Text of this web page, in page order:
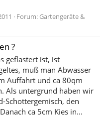
Forum: Gartengeräte &
?
geflastert ist, ist
muß man Abwasser
Auffahrt und ca 80qm
Als untergrund haben wir
Schottergemisch, den
ca 5cm Kies in...